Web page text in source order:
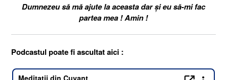
Dumnezeu să mă ajute la aceasta dar și eu să-mi fac
partea mea ! Amin !
Podcastul poate fi ascultat aici :